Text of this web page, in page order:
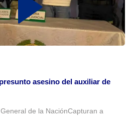
asesino del auxiliar de
de la NaciónCapturan a